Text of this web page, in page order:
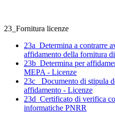
23_Fornitura licenze
23a_Determina a contrarre
affidamento della fornitura
23b_Determina per
MEPA - Licenze
23c_ Documento di stipula
affidamento - Licenze
23d_Certificato di verifica
informatiche PNRR